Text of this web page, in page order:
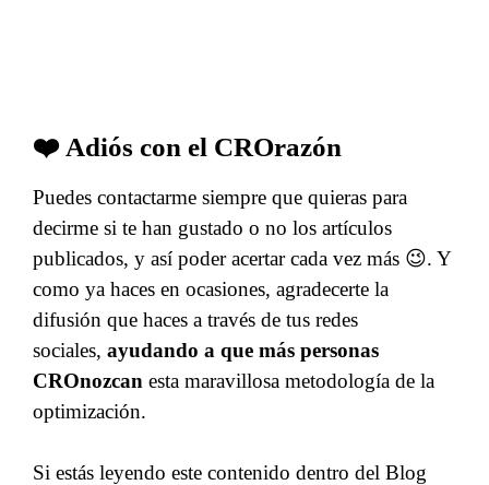
❤️ Adiós con el CROrazón
Puedes contactarme siempre que quieras para
decirme si te han gustado o no los artículos
publicados, y así poder acertar cada vez más 😉. Y
como ya haces en ocasiones, agradecerte la
difusión que haces a través de tus redes
sociales, ayudando a que más personas
CROnozcan esta maravillosa metodología de la
optimización.
Si estás leyendo este contenido dentro del Blog